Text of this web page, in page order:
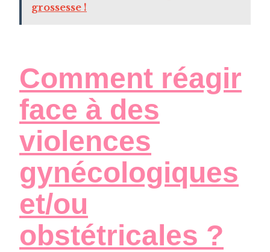
grossesse !
Comment réagir
face à des
violences
gynécologiques
et/ou
obstétricales ?